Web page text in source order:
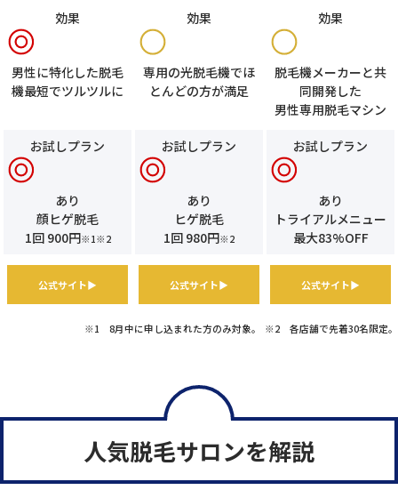
効果
男性に特化した脱毛
機最短でツルツルに
効果
専用の光脱毛機でほ
とんどの方が満足
効果
脱毛機メーカーと共
同開発した
男性専用脱毛マシン
お試しプラン
あり
顔ヒゲ脱毛
1回 900円※1※2
お試しプラン
あり
ヒゲ脱毛
1回 980円※2
お試しプラン
あり
トライアルメニュー
最大83%OFF
公式サイト▶ 公式サイト▶ 公式サイト▶
※1 8月中に申し込まれた方のみ対象。 ※2 各店舗で先着30名限定。
人気脱毛サロンを解説